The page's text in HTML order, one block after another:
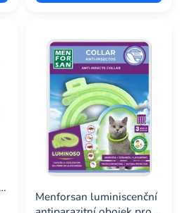
Menforsan luminiscenční